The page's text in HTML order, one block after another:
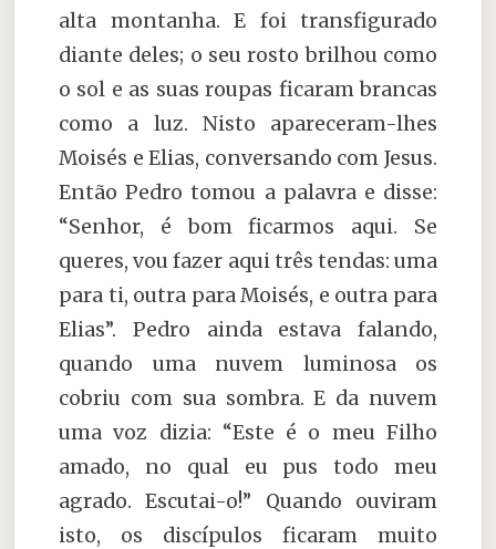
alta montanha. E foi transfigurado
diante deles; o seu rosto brilhou como
o sol e as suas roupas ficaram brancas
como a luz. Nisto apareceram-lhes
Moisés e Elias, conversando com Jesus.
Então Pedro tomou a palavra e disse:
“Senhor, é bom ficarmos aqui. Se
queres, vou fazer aqui três tendas: uma
para ti, outra para Moisés, e outra para
Elias”. Pedro ainda estava falando,
quando uma nuvem luminosa os
cobriu com sua sombra. E da nuvem
uma voz dizia: “Este é o meu Filho
amado, no qual eu pus todo meu
agrado. Escutai-o!” Quando ouviram
isto, os discípulos ficaram muito